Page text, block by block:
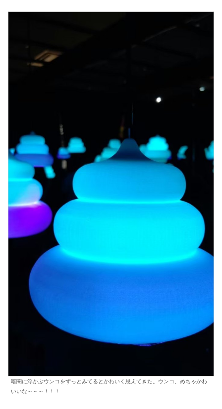
暗闇に浮かぶウンコをずっとみてるとかわいく思えてきた。ウンコ、めちゃかわ
いいな～～～！！！